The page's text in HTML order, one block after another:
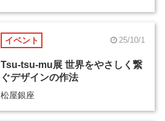
イベント 25/10/1
Tsu-tsu-mu展 世界をやさしく繋
ぐデザインの作法
松屋銀座